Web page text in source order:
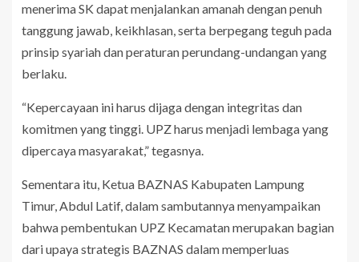
menerima SK dapat menjalankan amanah dengan penuh
tanggung jawab, keikhlasan, serta berpegang teguh pada
prinsip syariah dan peraturan perundang-undangan yang
berlaku.
“Kepercayaan ini harus dijaga dengan integritas dan
komitmen yang tinggi. UPZ harus menjadi lembaga yang
dipercaya masyarakat,” tegasnya.
Sementara itu, Ketua BAZNAS Kabupaten Lampung
Timur, Abdul Latif, dalam sambutannya menyampaikan
bahwa pembentukan UPZ Kecamatan merupakan bagian
dari upaya strategis BAZNAS dalam memperluas